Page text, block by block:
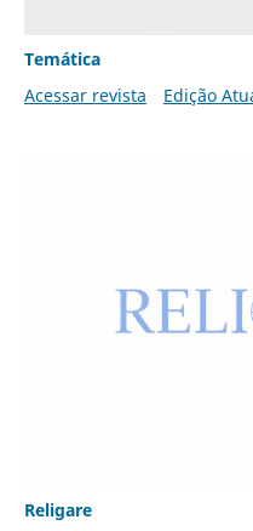
Temática
Acessar revista
Edição
Religare